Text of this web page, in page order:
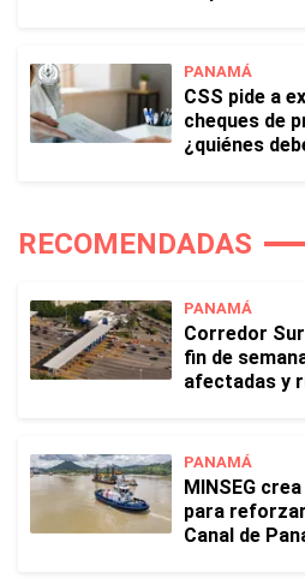
PANAMÁ
CSS pide a
cheques de
¿quiénes
RECOMENDADAS
PANAMÁ
Corredor
fin de
afectadas y
PANAMÁ
MINSEG
para
Canal de